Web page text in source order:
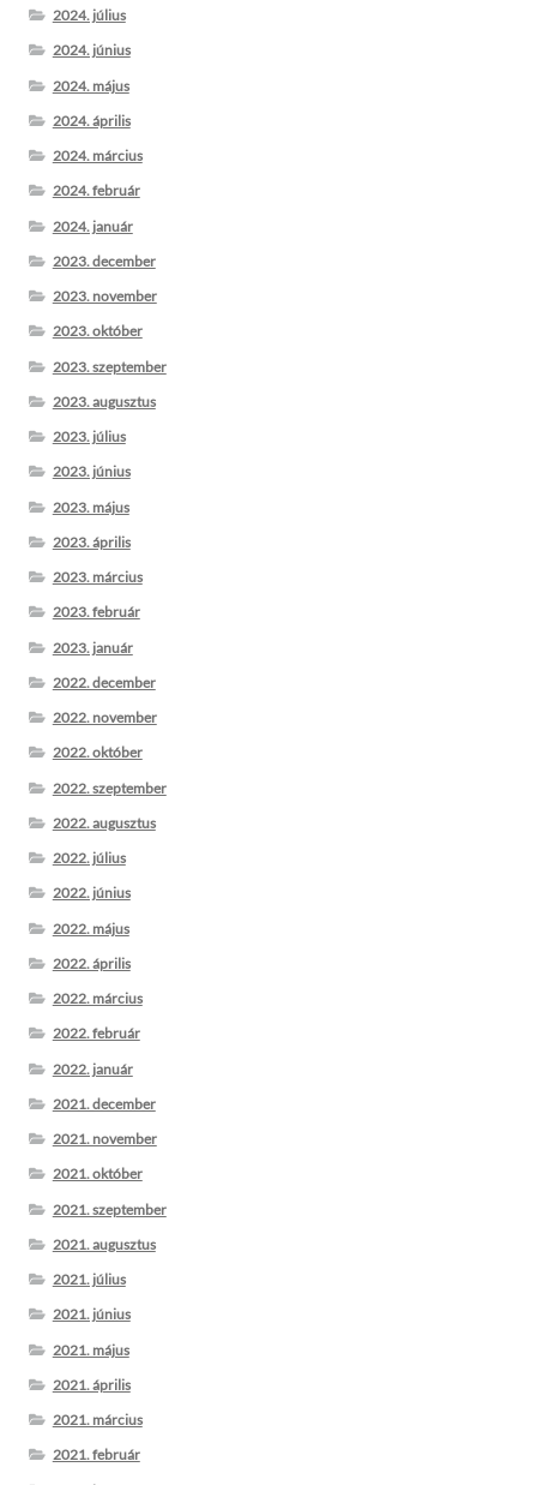
2024. július
2024. június
2024. május
2024. április
2024. március
2024. február
2024. január
2023. december
2023. november
2023. október
2023. szeptember
2023. augusztus
2023. július
2023. június
2023. május
2023. április
2023. március
2023. február
2023. január
2022. december
2022. november
2022. október
2022. szeptember
2022. augusztus
2022. július
2022. június
2022. május
2022. április
2022. március
2022. február
2022. január
2021. december
2021. november
2021. október
2021. szeptember
2021. augusztus
2021. július
2021. június
2021. május
2021. április
2021. március
2021. február